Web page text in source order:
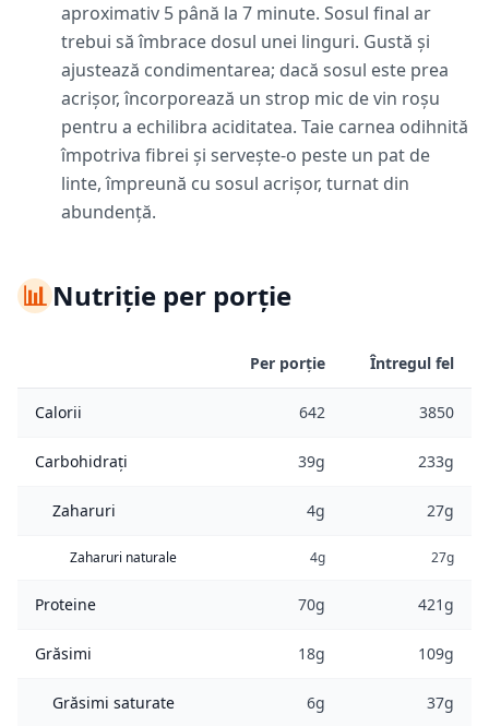
aproximativ 5 până la 7 minute. Sosul final ar
trebui să îmbrace dosul unei linguri. Gustă și
ajustează condimentarea; dacă sosul este prea
acrișor, încorporează un strop mic de vin roșu
pentru a echilibra aciditatea. Taie carnea odihnită
împotriva fibrei și servește-o peste un pat de
linte, împreună cu sosul acrișor, turnat din
abundență.
📊Nutriție per porție
Per porție Întregul fel
Calorii 642 3850
Carbohidrați 39g 233g
Zaharuri 4g 27g
Zaharuri naturale 4g 27g
Proteine 70g 421g
Grăsimi 18g 109g
Grăsimi saturate 6g 37g